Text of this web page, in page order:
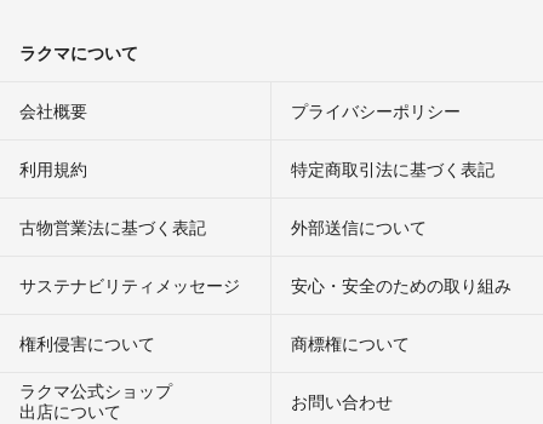
ラクマについて
会社概要 プライバシーポリシー
利用規約 特定商取引法に基づく表記
古物営業法に基づく表記 外部送信について
サステナビリティメッセージ 安心・安全のための取り組み
権利侵害について
商標権について
ラクマ公式ショップ
出店について
お問い合わせ